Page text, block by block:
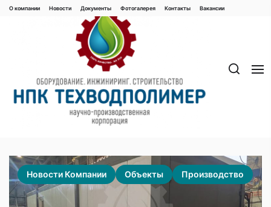
Перейти
Новости Компании Объекты Производство
О компании Новости Документы Фотогалерея Контaкты Вакaнсии